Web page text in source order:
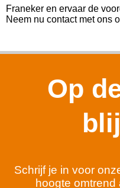
Franeker en ervaar de
Neem nu contact met ons
Op
Schrijf je in voor
hoogte